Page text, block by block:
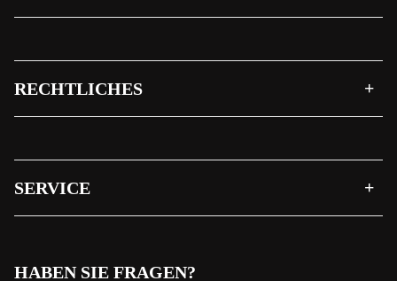
RECHTLICHES
SERVICE
HABEN SIE FRAGEN?